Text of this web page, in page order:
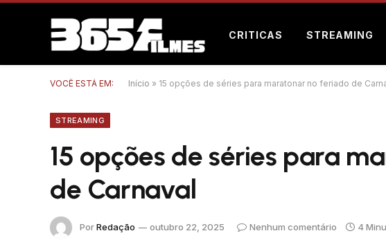
CRITICAS STREAMING
VOCÊ ESTÁ EM: Início » 15 opções de séries para maratonar no feriado de
STREAMING
15 opções de séries para
de Carnaval
PorRedação outubro 22, 2025 Nenhum comentário 4